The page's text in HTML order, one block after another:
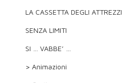
LA CASSETTA DEGLI ATTREZZI
SENZA LIMITI
SI … VABBE’ …
> Animazioni